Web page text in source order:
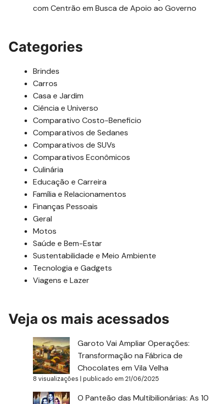
com Centrão em Busca de Apoio ao Governo
Categories
Brindes
Carros
Casa e Jardim
Ciência e Universo
Comparativo Costo-Beneficio
Comparativos de Sedanes
Comparativos de SUVs
Comparativos Econômicos
Culinária
Educação e Carreira
Família e Relacionamentos
Finanças Pessoais
Geral
Motos
Saúde e Bem-Estar
Sustentabilidade e Meio Ambiente
Tecnologia e Gadgets
Viagens e Lazer
Veja os mais acessados
Garoto Vai Ampliar Operações:
Transformação na Fábrica de
Chocolates em Vila Velha
8 visualizações |publicado em 21/06/2025
O Panteão das Multibilionárias: As 10